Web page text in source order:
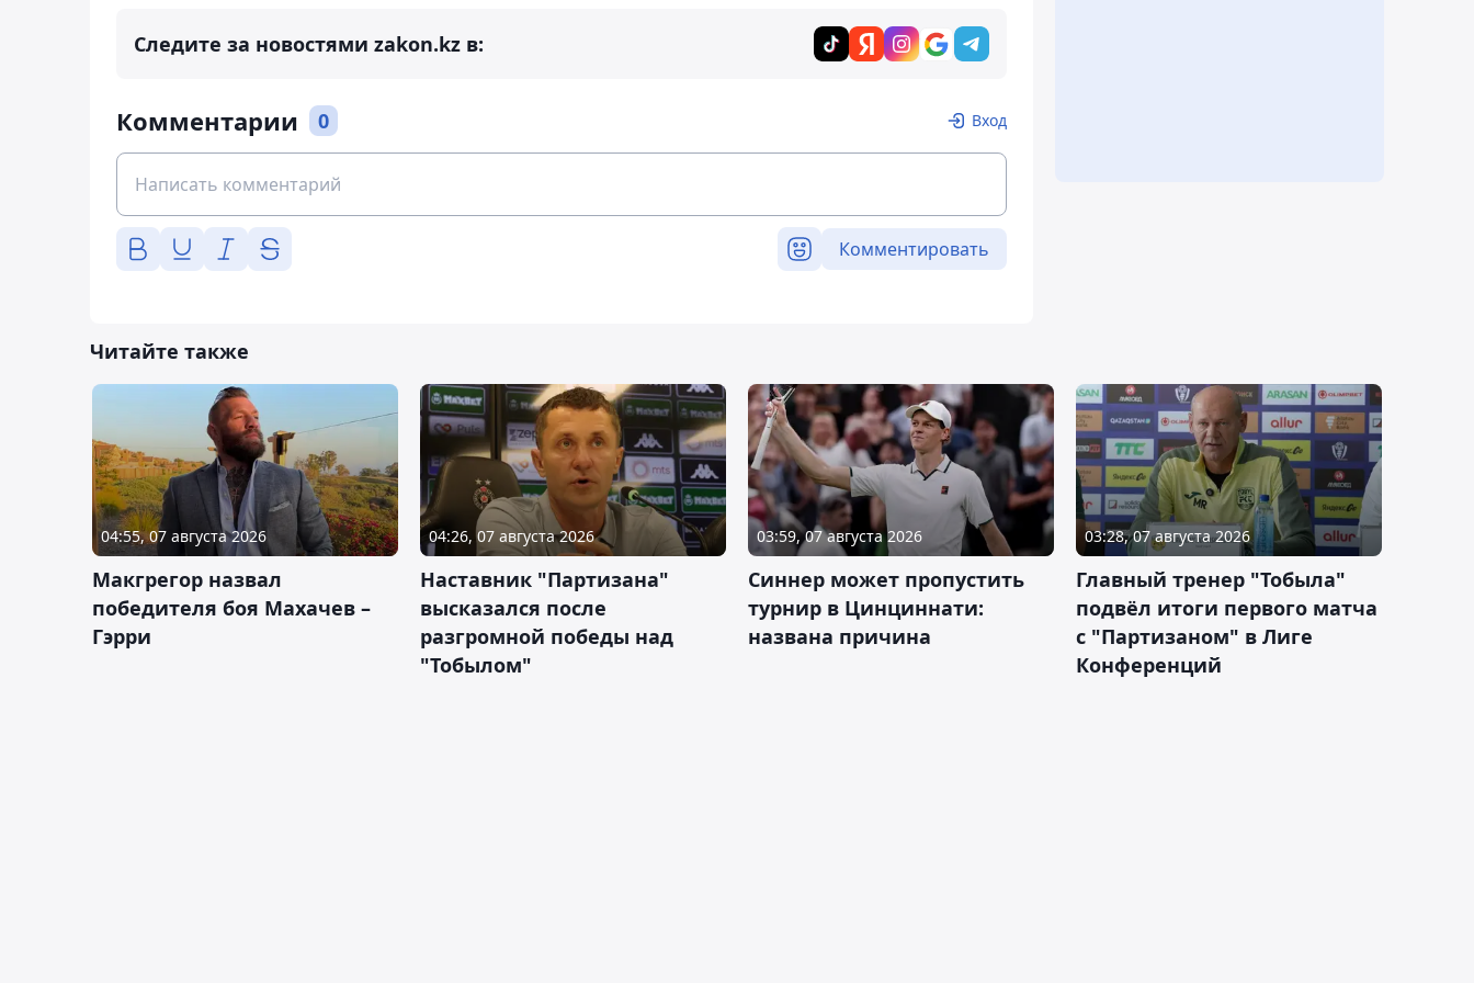
Следите за новостями zakon.kz в:
Комментарии 0 Вход
Комментировать
Читайте также
04:55, 07 августа 2026
Макгрегор назвал
победителя боя Махачев –
Гэрри
04:26, 07 августа 2026
Наставник "Партизана"
высказался после
разгромной победы над
"Тобылом"
03:59, 07 августа 2026
Синнер может пропустить
турнир в Цинциннати:
названа причина
03:28, 07 августа 2026
Главный тренер "Тобыла"
подвёл итоги первого матча
с "Партизаном" в Лиге
Конференций